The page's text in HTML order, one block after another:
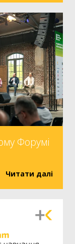
Форумі
Читати далі